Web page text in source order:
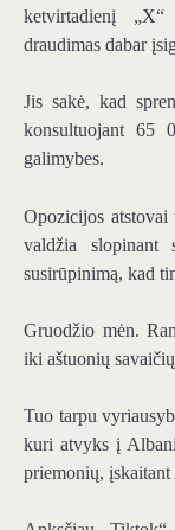
ketvirtadienį
draudimas dabar
Jis sakė, kad
konsultuojant 65
galimybes.
Opozicijos atstovai
valdžia slopinant
susirūpinimą, kad
Gruodžio mėn.
iki aštuonių
Tuo tarpu
kuri atvyks į
priemonių,